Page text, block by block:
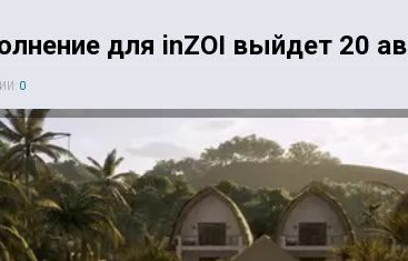
для inZOI выйдет 20
0